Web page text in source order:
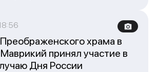
храма в
принял участие в
Дня России